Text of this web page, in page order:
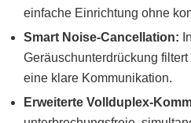
einfache Einrichtung ohne
Smart Noise-Cancellation:
Geräuschunterdrückung
eine klare Kommunikation.
Erweiterte Vollduplex-